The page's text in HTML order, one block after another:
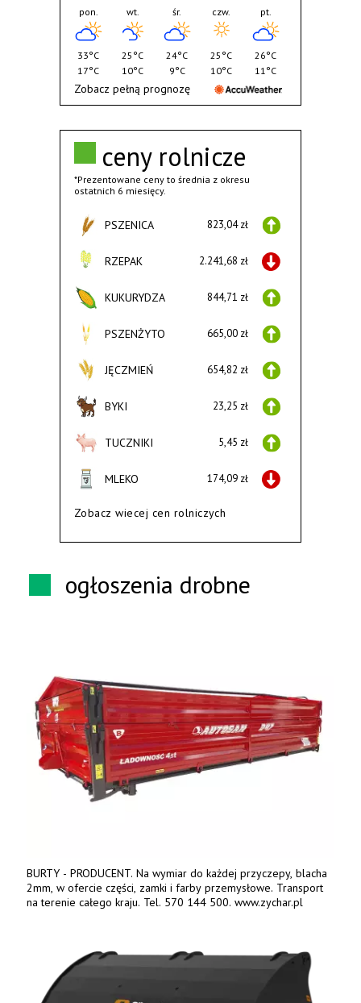
ceny rolnicze
*Prezentowane ceny to średnia z okresu
ostatnich 6 miesięcy.
PSZENICA 823,04 zł
RZEPAK 2.241,68 zł
KUKURYDZA 844,71 zł
PSZENŻYTO 665,00 zł
JĘCZMIEŃ 654,82 zł
BYKI 23,25 zł
TUCZNIKI 5,45 zł
MLEKO 174,09 zł
Zobacz wiecej cen rolniczych
pon.
33°C
17°C
wt.
25°C
10°C
śr.
24°C
9°C
czw.
25°C
10°C
pt.
26°C
11°C
Zobacz pełną prognozę
ogłoszenia drobne
BURTY - PRODUCENT. Na wymiar do każdej przyczepy, blacha
2mm, w ofercie części, zamki i farby przemysłowe. Transport
na terenie całego kraju. Tel. 570 144 500. www.zychar.pl